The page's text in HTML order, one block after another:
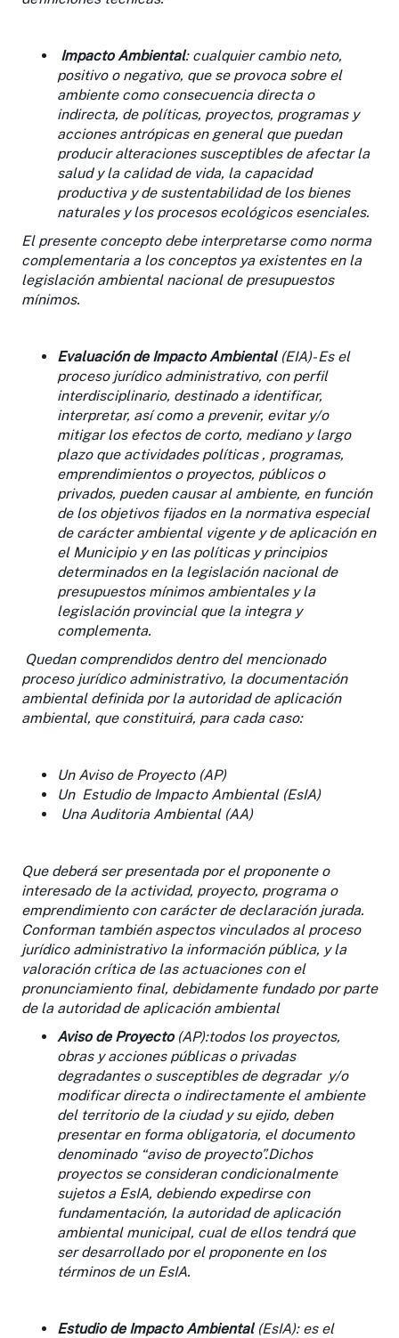
Impacto Ambiental: cualquier cambio neto,
positivo o negativo, que se provoca sobre el
ambiente como consecuencia directa o
indirecta, de políticas, proyectos, programas y
acciones antrópicas en general que puedan
producir alteraciones susceptibles de afectar la
salud y la calidad de vida, la capacidad
productiva y de sustentabilidad de los bienes
naturales y los procesos ecológicos esenciales.
El presente concepto debe interpretarse como norma
complementaria a los conceptos ya existentes en la
legislación ambiental nacional de presupuestos
mínimos.
Evaluación de Impacto Ambiental(EIA)- Es el
proceso jurídico administrativo, con perfil
interdisciplinario, destinado a identificar,
interpretar, así como a prevenir, evitar y/o
mitigar los efectos de corto, mediano y largo
plazo que actividades políticas , programas,
emprendimientos o proyectos, públicos o
privados, pueden causar al ambiente, en función
de los objetivos fijados en la normativa especial
de carácter ambiental vigente y de aplicación en
el Municipio y en las políticas y principios
determinados en la legislación nacional de
presupuestos mínimos ambientales y la
legislación provincial que la integra y
complementa.
Quedan comprendidos dentro del mencionado
proceso jurídico administrativo, la documentación
ambiental definida por la autoridad de aplicación
ambiental, que constituirá, para cada caso:
Un Aviso de Proyecto (AP)
Un Estudio de Impacto Ambiental (EsIA)
Una Auditoria Ambiental (AA)
Que deberá ser presentada por el proponente o
interesado de la actividad, proyecto, programa o
emprendimiento con carácter de declaración jurada.
Conforman también aspectos vinculados al proceso
jurídico administrativo la información pública, y la
valoración crítica de las actuaciones con el
pronunciamiento final, debidamente fundado por parte
de la autoridad de aplicación ambiental
Aviso de Proyecto(AP):todos los proyectos,
obras y acciones públicas o privadas
degradantes o susceptibles de degradar y/o
modificar directa o indirectamente el ambiente
del territorio de la ciudad y su ejido, deben
presentar en forma obligatoria, el documento
denominado “aviso de proyecto”.Dichos
proyectos se consideran condicionalmente
sujetos a EsIA, debiendo expedirse con
fundamentación, la autoridad de aplicación
ambiental municipal, cual de ellos tendrá que
ser desarrollado por el proponente en los
términos de un EsIA.
Estudio de Impacto Ambiental(EsIA): es el